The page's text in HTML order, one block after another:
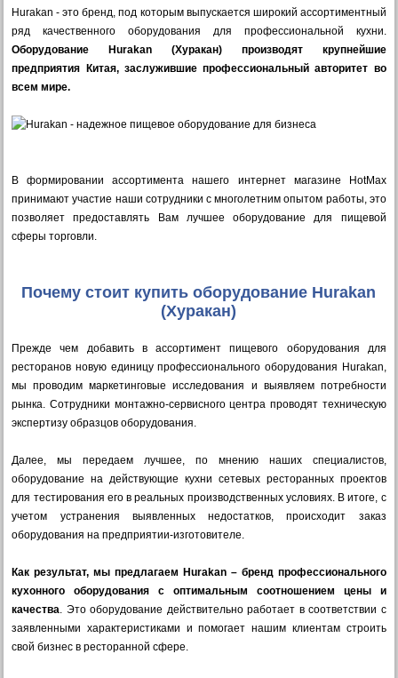
Hurakan - это бренд, под которым выпускается широкий ассортиментный
ряд качественного оборудования для профессиональной кухни.
Оборудование Hurakan (Хуракан) производят крупнейшие
предприятия Китая, заслужившие профессиональный авторитет во
всем мире.
В формировании ассортимента нашего интернет магазине HotMax
принимают участие наши сотрудники с многолетним опытом работы, это
позволяет предоставлять Вам лучшее оборудование для пищевой
сферы торговли.
Почему стоит купить оборудование Hurakan
(Хуракан)
Прежде чем добавить в ассортимент пищевого оборудования для
ресторанов новую единицу профессионального оборудования Hurakan,
мы проводим маркетинговые исследования и выявляем потребности
рынка. Сотрудники монтажно-сервисного центра проводят техническую
экспертизу образцов оборудования.
Далее, мы передаем лучшее, по мнению наших специалистов,
оборудование на действующие кухни сетевых ресторанных проектов
для тестирования его в реальных производственных условиях. В итоге, с
учетом устранения выявленных недостатков, происходит заказ
оборудования на предприятии-изготовителе.
Как результат, мы предлагаем Hurakan – бренд профессионального
кухонного оборудования с оптимальным соотношением цены и
качества. Это оборудование действительно работает в соответствии с
заявленными характеристиками и помогает нашим клиентам строить
свой бизнес в ресторанной сфере.